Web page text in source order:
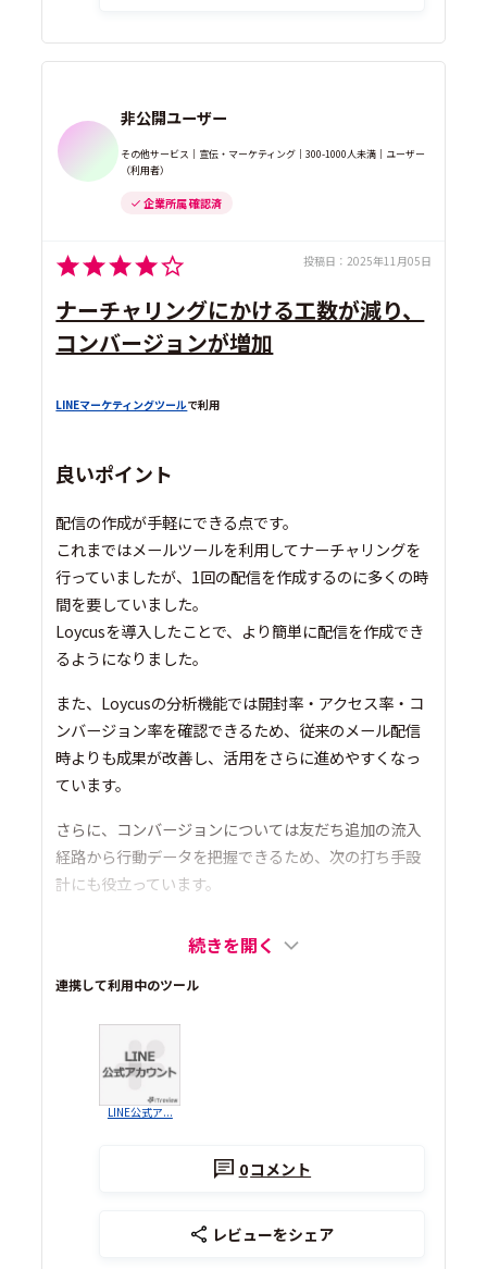
非公開ユーザー
その他サービス｜宣伝・マーケティング｜300-1000人未満｜ユーザー
（利用者）
企業所属 確認済
投稿日： 2025年11月05日
​​ナーチャリングにかける工数が減り、
コンバージョンが増加
LINEマーケティングツールで利用
良いポイント
​​配信の作成が手軽にできる点です。
これまではメールツールを利用してナーチャリングを
行っていましたが、1回の配信を作成するのに多くの時
間を要していました。
Loycusを導入したことで、より簡単に配信を作成でき
るようになりました。
また、Loycusの分析機能では開封率・アクセス率・コ
ンバージョン率を確認できるため、従来のメール配信
時よりも成果が改善し、活用をさらに進めやすくなっ
ています。
さらに、コンバージョンについては友だち追加の流入
経路から行動データを把握できるため、次の打ち手設
計にも役立っています。
続きを開く
連携して利用中のツール
LINE公式ア...
0コメント
レビューをシェア